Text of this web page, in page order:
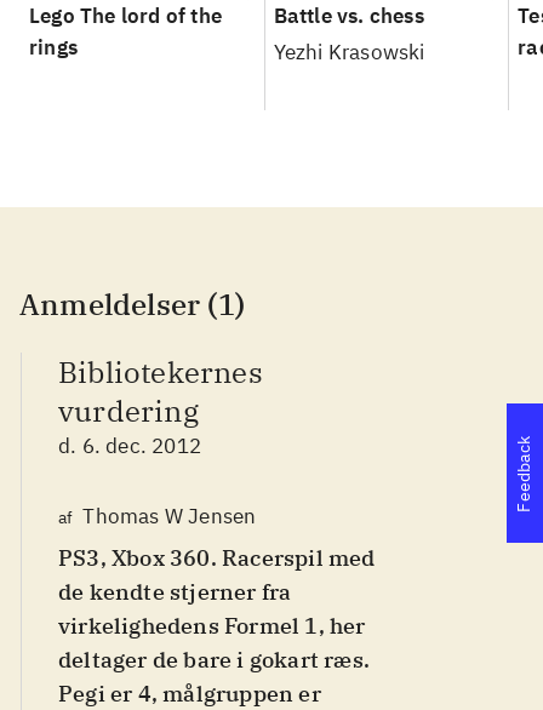
Lego The lord of the
rings
Battle vs. chess
Yezhi Krasowski
Anmeldelser (1)
Bibliotekernes
vurdering
d. 6. dec. 2012
af Thomas W Jensen
PS3, Xbox 360. Racerspil med
de kendte stjerner fra
virkelighedens Formel 1, her
deltager de bare i gokart ræs.
Pegi er 4, målgruppen er
Feedback